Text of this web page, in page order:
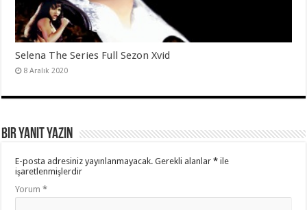
Selena The Series Full Sezon Xvid
8 Aralık 2020
Bir yanıt yazın
E-posta adresiniz yayınlanmayacak. Gerekli alanlar* ile
işaretlenmişlerdir
Yorum*